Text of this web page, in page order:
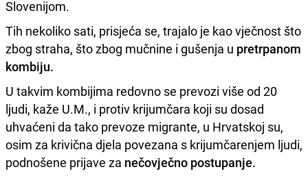
Slovenijom.
Tih nekoliko sati, prisjeća se, trajalo je kao vječnost što
zbog straha, što zbog mučnine i gušenja u pretrpanom
kombiju.
U takvim kombijima redovno se prevozi više od 20
ljudi, kaže U.M., i protiv krijumčara koji su dosad
uhvaćeni da tako prevoze migrante, u Hrvatskoj su,
osim za krivična djela povezana s krijumčarenjem ljudi,
podnošene prijave za nečovječno postupanje.